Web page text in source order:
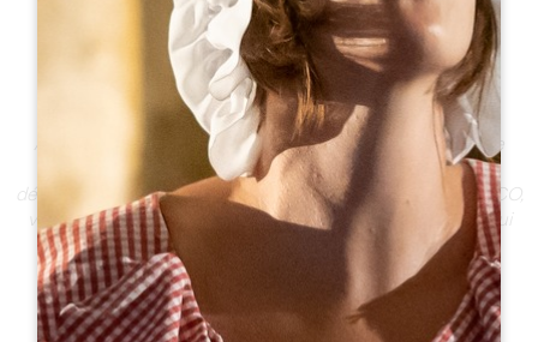
SAINT-ÉMILIONNAIS
INTENSÉMENT
À 35 minutes de Bordeaux, le Grand Saint-Émilionnais se
transforme chaque été en territoire de saveurs, de
découvertes et de rencontres. Patrimoine mondial UNESCO,
vignobles en fête, villages animés : vivez des moments qui
comptent, près de chez vous.
L'AGENDA DE L'ÉTÉ